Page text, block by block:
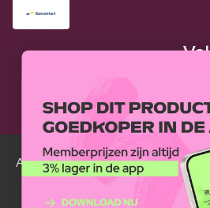
Alle Luxplus ledenprijzen zijn
met de normale